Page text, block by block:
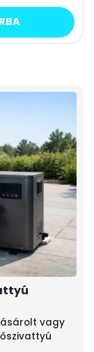
vagy